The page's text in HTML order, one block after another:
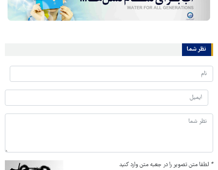
نظر شما
* لطفا متن تصویر را در جعبه متن وارد کنید